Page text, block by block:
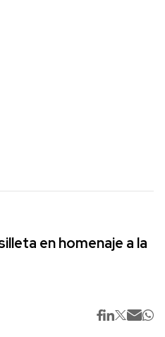
en homenaje a la